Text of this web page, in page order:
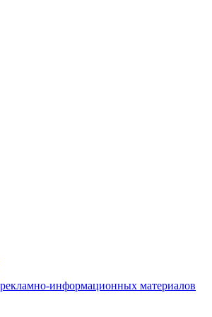
информационных материалов